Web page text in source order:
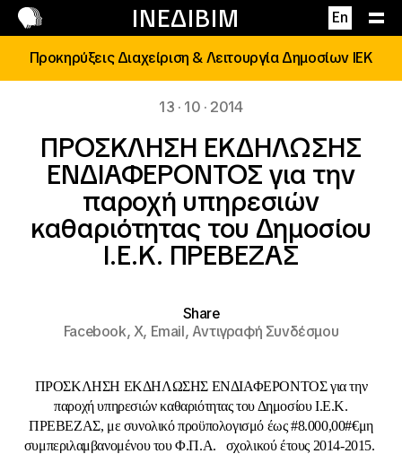
ΙΝΕΔΙΒΙΜ En
Επικοινωνία
Προκηρύξεις Διαχείριση & Λειτουργία Δημοσίων ΙΕΚ
13 · 10 · 2014
ΠΡΟΣΚΛΗΣΗ ΕΚΔΗΛΩΣΗΣ
ΕΝΔΙΑΦΕΡΟΝΤΟΣ για την
παροχή υπηρεσιών
καθαριότητας του Δημοσίου
Ι.Ε.Κ. ΠΡΕΒΕΖΑΣ
Share
Facebook,X, Email,Αντιγραφή Συνδέσμου
ΠΡΟΣΚΛΗΣΗ ΕΚΔΗΛΩΣΗΣ ΕΝΔΙΑΦΕΡΟΝΤΟΣ για την
παροχή υπηρεσιών καθαριότητας του Δημοσίου Ι.Ε.Κ.
ΠΡΕΒΕΖΑΣ, με συνολικό προϋπολογισμό έως #8.000,00#€μη
συμπεριλαμβανομένου του Φ.Π.Α. σχολικού έτους 2014-2015.